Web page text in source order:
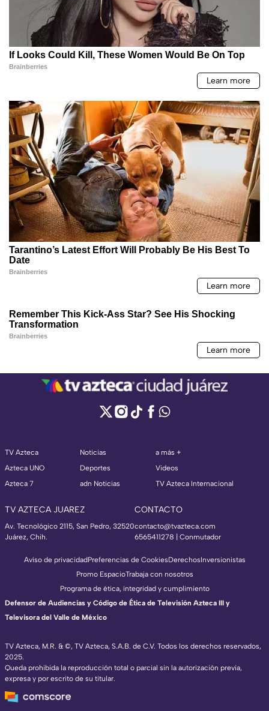
TV Azteca
Azteca UNO
Azteca 7
Noticias
Deportes
adn Noticias
a más +
Videos
TV Azteca Internacional
TV AZTECA JUAREZ
Av. Tecnológico 2115, San Pedro, 32520
Juárez, Chih.
CONTACTO
contacto@tvazteca.com
6565411278 | Conmutador
TV Azteca, M.R. & ©, TV Azteca, S.A.B. de C.V. Todos los derechos reservados,
2025.
Queda prohibida la reproducción total o parcial sin la autorización previa,
expresa y por escrito de su titular.
Aviso de privacidadPreferencias de CookiesDerechosInversionistas
Promo EspacioTrabaja con nosotros
Programa de ética, integridad y cumplimiento
Defensor de Audiencias y Código de Ética de Televisión Azteca III y
Televisora del Valle de México